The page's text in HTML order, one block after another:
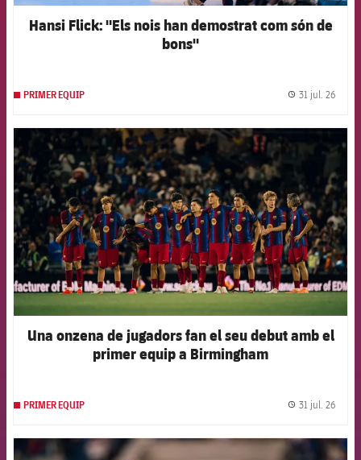
Hansi Flick: "Els nois han demostrat com són de
bons"
PRIMER EQUIP 31 jul. 26
FCB Barcelona badge
Una onzena de jugadors fan el seu debut amb el
primer equip a Birmingham
PRIMER EQUIP 31 jul. 26
FCB Barcelona badge